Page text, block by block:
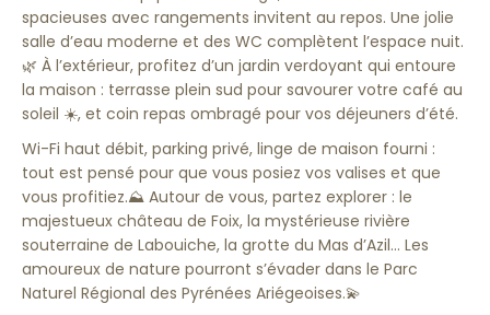
spacieuses avec rangements invitent au repos. Une jolie
salle d’eau moderne et des WC complètent l’espace nuit.
🌿 À l’extérieur, profitez d’un jardin verdoyant qui entoure
la maison : terrasse plein sud pour savourer votre café au
soleil ☀️, et coin repas ombragé pour vos déjeuners d’été.
Wi-Fi haut débit, parking privé, linge de maison fourni :
tout est pensé pour que vous posiez vos valises et que
vous profitiez.⛰️ Autour de vous, partez explorer : le
majestueux château de Foix, la mystérieuse rivière
souterraine de Labouiche, la grotte du Mas d’Azil... Les
amoureux de nature pourront s’évader dans le Parc
Naturel Régional des Pyrénées Ariégeoises.💫